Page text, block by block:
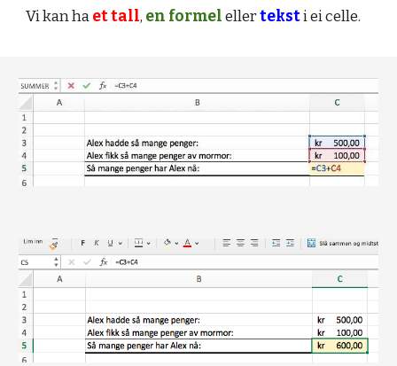
Vi kan ha et tall, en formel eller tekst i ei celle.